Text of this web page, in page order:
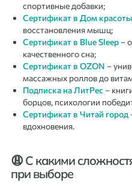
спортивные добавки;
Сертификат в Дом красоты
восстановления мышц;
Сертификат в Blue Sleep –
качественного сна;
Сертификат в OZON –
массажных роллов до
Подписка на ЛитРес –
борцов, психологии
Сертификат в Читай город
вдохновения.
😩 С какими
при выборе